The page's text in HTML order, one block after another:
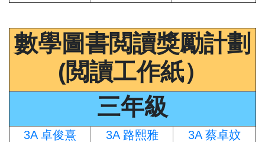
數學圖書閲讀獎勵計劃
(閲讀工作紙）
三年級
3A 卓俊熹 3A 路熙雅
3A 蔡卓妏